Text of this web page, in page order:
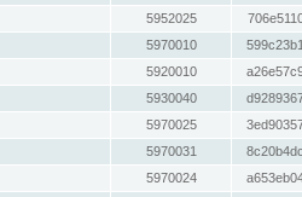
5952025
5970010
5920010
5930040
5970025
5970031
5970024